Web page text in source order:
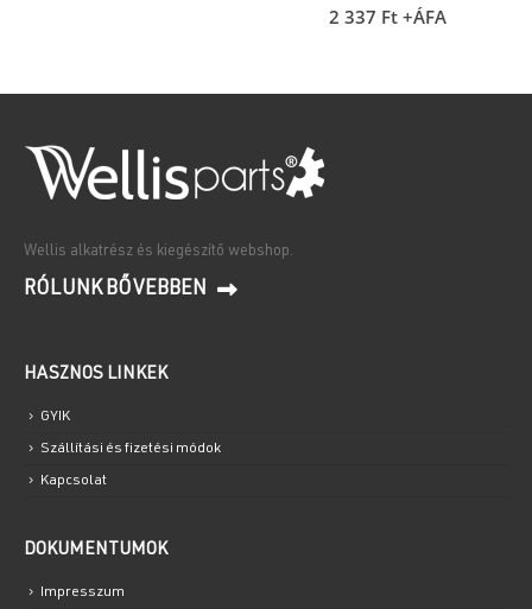
2 337 Ft+ÁFA
Wellis alkatrész és kiegészítő webshop.
RÓLUNK BŐVEBBEN
HASZNOS LINKEK
GYIK
Szállítási és fizetési módok
Kapcsolat
DOKUMENTUMOK
Impresszum